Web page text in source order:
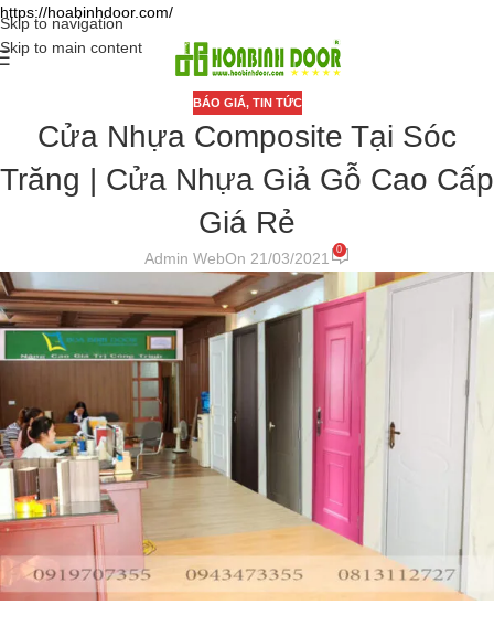
https://hoabinhdoor.com/
Skip to navigation
Skip to main content
BÁO GIÁ, TIN TỨC
Cửa Nhựa Composite Tại Sóc
Trăng | Cửa Nhựa Giả Gỗ Cao Cấp
Giá Rẻ
Admin WebOn 21/03/2021 0